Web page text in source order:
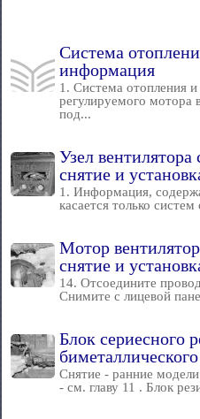
Система
информация
1. Система отопления
регулируемого мотора
под...
Узел
снятие и
1. Информация,
касается только
Мотор
снятие и
14. Отсоедините
Снимите с лицевой
Блок сериесного
Снятие - ранние
- см. главу 11 . Блок